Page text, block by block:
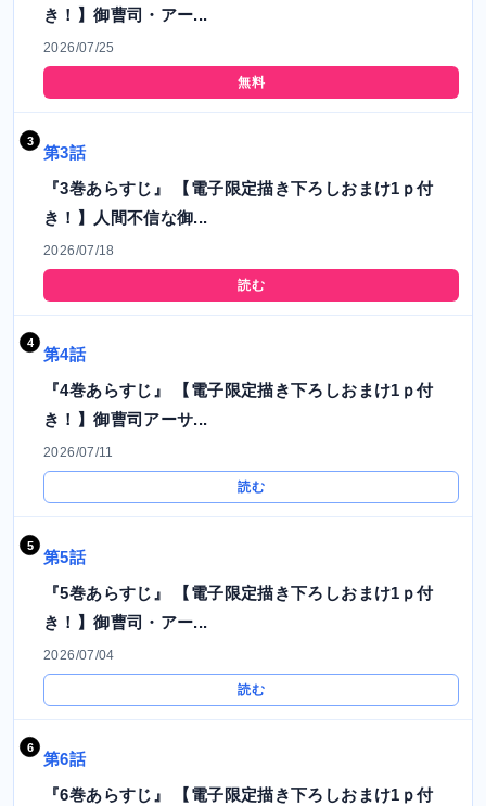
き！】御曹司・アー...
2026/07/25
無料
第3話
『3巻あらすじ』 【電子限定描き下ろしおまけ1ｐ付
き！】人間不信な御...
2026/07/18
読む
第4話
『4巻あらすじ』 【電子限定描き下ろしおまけ1ｐ付
き！】御曹司アーサ...
2026/07/11
読む
第5話
『5巻あらすじ』 【電子限定描き下ろしおまけ1ｐ付
き！】御曹司・アー...
2026/07/04
読む
第6話
『6巻あらすじ』 【電子限定描き下ろしおまけ1ｐ付